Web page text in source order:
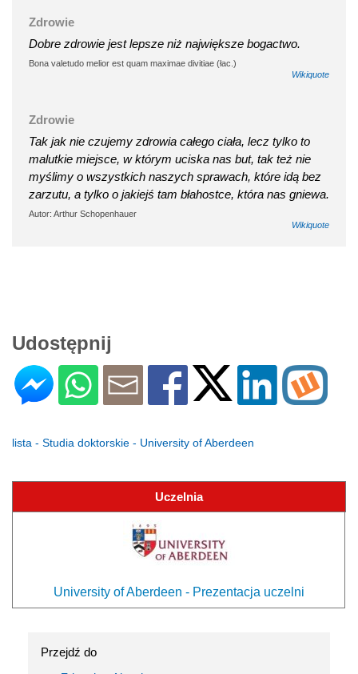
Zdrowie
Dobre zdrowie jest lepsze niż największe bogactwo.
Bona valetudo melior est quam maximae divitiae (łac.)
Wikiquote
Zdrowie
Tak jak nie czujemy zdrowia całego ciała, lecz tylko to
malutkie miejsce, w którym uciska nas but, tak też nie
myślimy o wszystkich naszych sprawach, które idą bez
zarzutu, a tylko o jakiejś tam błahostce, która nas gniewa.
Autor: Arthur Schopenhauer
Wikiquote
Udostępnij
lista - Studia doktorskie - University of Aberdeen
Uczelnia
University of Aberdeen - Prezentacja uczelni
Przejdź do